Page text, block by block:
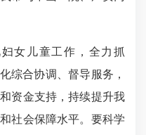
儿童工作，全力抓
综合协调、督导服务，
资金支持，持续提升我
社会保障水平。要科学